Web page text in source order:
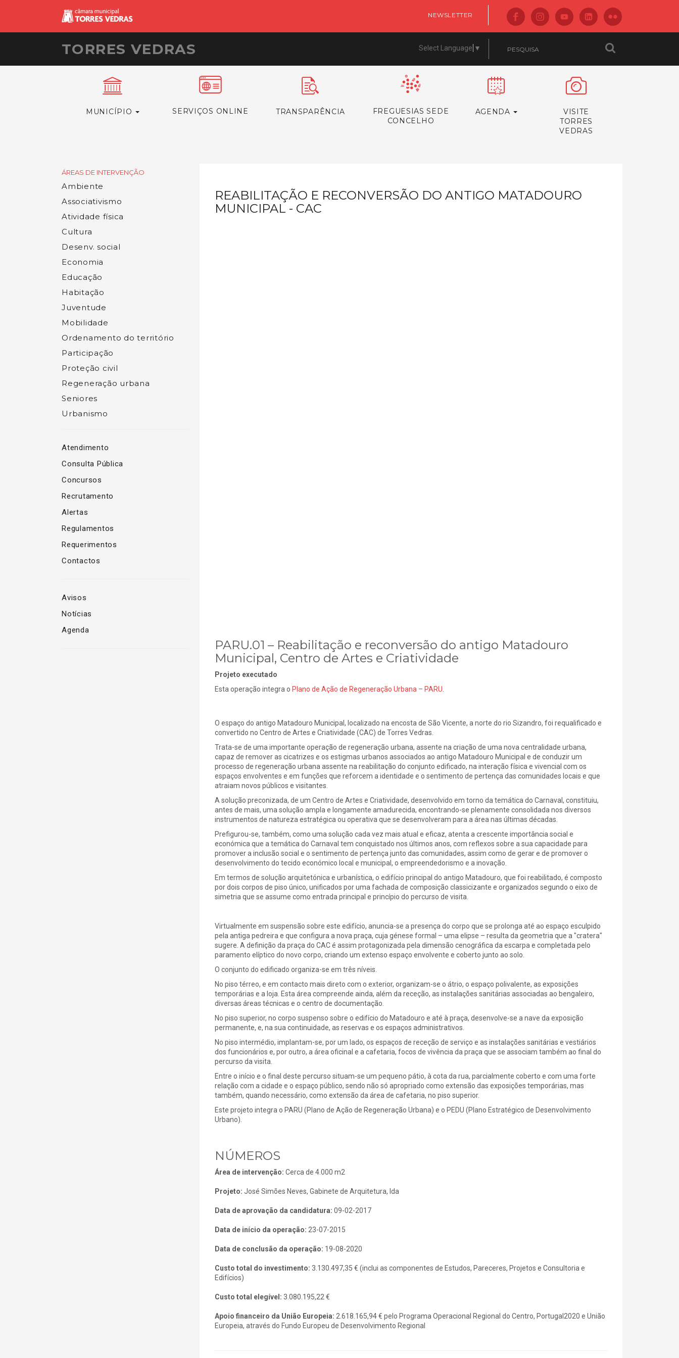
NEWSLETTER
TORRES VEDRAS Select Language ▼
MUNICÍPIO SERVIÇOS ONLINE TRANSPARÊNCIA
FREGUESIAS SEDE
CONCELHO
AGENDA
VISITE
TORRES
VEDRAS
ÁREAS DE INTERVENÇÃO
Ambiente
Associativismo
Atividade física
Cultura
Desenv. social
Economia
Educação
Habitação
Juventude
Mobilidade
Ordenamento do território
Participação
Proteção civil
Regeneração urbana
Seniores
Urbanismo
Atendimento
Consulta Pública
Concursos
Recrutamento
Alertas
Regulamentos
Requerimentos
Contactos
Avisos
Notícias
Agenda
REABILITAÇÃO E RECONVERSÃO DO ANTIGO MATADOURO
MUNICIPAL - CAC
PARU.01 – Reabilitação e reconversão do antigo Matadouro
Municipal, Centro de Artes e Criatividade
Projeto executado
Esta operação integra o Plano de Ação de Regeneração Urbana – PARU
O espaço do antigo Matadouro Municipal, localizado na encosta de São Vicente, a norte do rio Sizandro, foi requalificado e
convertido no Centro de Artes e Criatividade (CAC) de Torres Vedras.
Trata-se de uma importante operação de regeneração urbana, assente na criação de uma nova centralidade urbana,
capaz de remover as cicatrizes e os estigmas urbanos associados ao antigo Matadouro Municipal e de conduzir um
processo de regeneração urbana assente na reabilitação do conjunto edificado, na interação física e vivencial com os
espaços envolventes e em funções que reforcem a identidade e o sentimento de pertença das comunidades locais e que
atraiam novos públicos e visitantes.
A solução preconizada, de um Centro de Artes e Criatividade, desenvolvido em torno da temática do Carnaval, constituiu,
antes de mais, uma solução ampla e longamente amadurecida, encontrando-se plenamente consolidada nos diversos
instrumentos de natureza estratégica ou operativa que se desenvolveram para a área nas últimas décadas.
Prefigurou-se, também, como uma solução cada vez mais atual e eficaz, atenta a crescente importância social e
económica que a temática do Carnaval tem conquistado nos últimos anos, com reflexos sobre a sua capacidade para
promover a inclusão social e o sentimento de pertença junto das comunidades, assim como de gerar e de promover o
desenvolvimento do tecido económico local e municipal, o empreendedorismo e a inovação.
Em termos de solução arquitetónica e urbanística, o edifício principal do antigo Matadouro, que foi reabilitado, é composto
por dois corpos de piso único, unificados por uma fachada de composição classicizante e organizados segundo o eixo de
simetria que se assume como entrada principal e princípio do percurso de visita.
Virtualmente em suspensão sobre este edifício, anuncia-se a presença do corpo que se prolonga até ao espaço esculpido
pela antiga pedreira e que configura a nova praça, cuja génese formal – uma elipse – resulta da geometria que a "cratera"
sugere. A definição da praça do CAC é assim protagonizada pela dimensão cenográfica da escarpa e completada pelo
paramento elíptico do novo corpo, criando um extenso espaço envolvente e coberto junto ao solo.
O conjunto do edificado organiza-se em três níveis.
No piso térreo, e em contacto mais direto com o exterior, organizam-se o átrio, o espaço polivalente, as exposições
temporárias e a loja. Esta área compreende ainda, além da receção, as instalações sanitárias associadas ao bengaleiro,
diversas áreas técnicas e o centro de documentação.
No piso superior, no corpo suspenso sobre o edifício do Matadouro e até à praça, desenvolve-se a nave da exposição
permanente, e, na sua continuidade, as reservas e os espaços administrativos.
No piso intermédio, implantam-se, por um lado, os espaços de receção de serviço e as instalações sanitárias e vestiários
dos funcionários e, por outro, a área oficinal e a cafetaria, focos de vivência da praça que se associam também ao final do
percurso da visita.
Entre o início e o final deste percurso situam-se um pequeno pátio, à cota da rua, parcialmente coberto e com uma forte
relação com a cidade e o espaço público, sendo não só apropriado como extensão das exposições temporárias, mas
também, quando necessário, como extensão da área de cafetaria, no piso superior.
Este projeto integra o PARU (Plano de Ação de Regeneração Urbana) e o PEDU (Plano Estratégico de Desenvolvimento
Urbano).
NÚMEROS
Área de intervenção: Cerca de 4.000 m2
Projeto: José Simões Neves, Gabinete de Arquitetura, lda
Data de aprovação da candidatura: 09-02-2017
Data de início da operação: 23-07-2015
Data de conclusão da operação: 19-08-2020
Custo total do investimento: 3.130.497,35 € (inclui as componentes de Estudos, Pareceres, Projetos e Consultoria e
Edifícios)
Custo total elegível: 3.080.195,22 €
Apoio financeiro da União Europeia: 2.618.165,94 € pelo Programa Operacional Regional do Centro, Portugal2020 e União
Europeia, através do Fundo Europeu de Desenvolvimento Regional